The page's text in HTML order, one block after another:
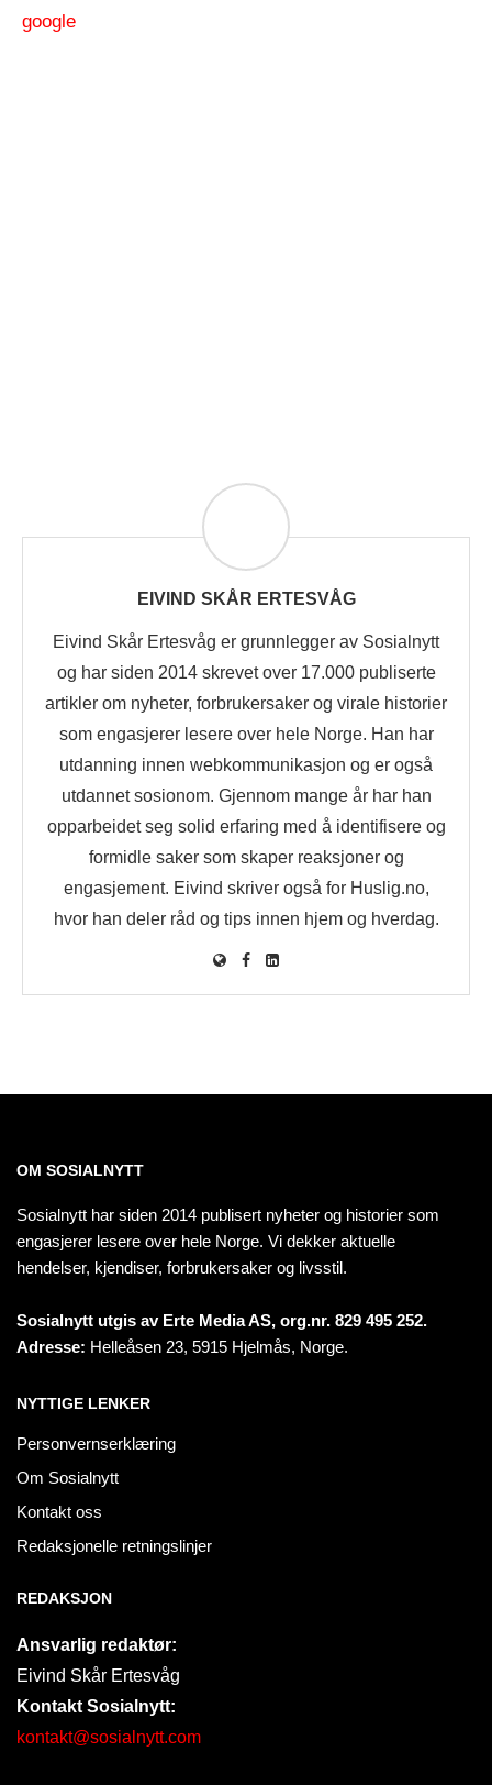
google
EIVIND SKÅR ERTESVÅG
Eivind Skår Ertesvåg er grunnlegger av Sosialnytt
og har siden 2014 skrevet over 17.000 publiserte
artikler om nyheter, forbrukersaker og virale historier
som engasjerer lesere over hele Norge. Han har
utdanning innen webkommunikasjon og er også
utdannet sosionom. Gjennom mange år har han
opparbeidet seg solid erfaring med å identifisere og
formidle saker som skaper reaksjoner og
engasjement. Eivind skriver også for Huslig.no,
hvor han deler råd og tips innen hjem og hverdag.
OM SOSIALNYTT
Sosialnytt har siden 2014 publisert nyheter og historier som
engasjerer lesere over hele Norge. Vi dekker aktuelle
hendelser, kjendiser, forbrukersaker og livsstil.
Sosialnytt utgis av Erte Media AS, org.nr. 829 495 252.
Adresse: Helleåsen 23, 5915 Hjelmås, Norge.
NYTTIGE LENKER
Personvernserklæring
Om Sosialnytt
Kontakt oss
Redaksjonelle retningslinjer
REDAKSJON
Ansvarlig redaktør:
Eivind Skår Ertesvåg
Kontakt Sosialnytt:
kontakt@sosialnytt.com